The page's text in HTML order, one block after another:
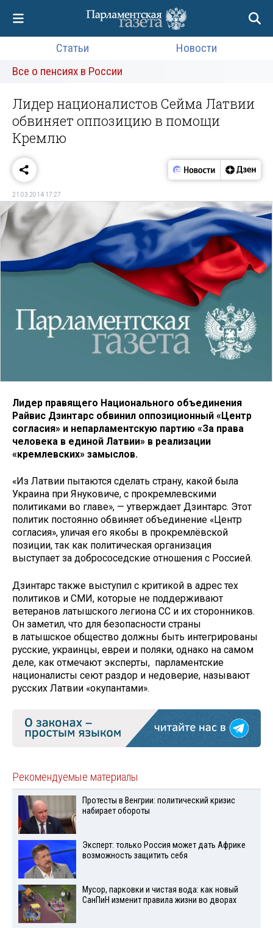
Статьи
Новости
Все о пенсиях в России
Лидер националистов Сейма Латвии
обвиняет оппозицию в помощи
Кремлю
21.03.2014 17:27
Лидер правящего Национального объединения
Райвис Дзинтарс обвинил оппозиционный «Центр
согласия» и непарламентскую партию «За права
человека в единой Латвии» в реализации
«кремлевских» замыслов.
«Из Латвии пытаются сделать страну, какой была
Украина при Януковиче, с прокремлевскими
политиками во главе», — утверждает Дзинтарс. Этот
политик постоянно обвиняет объединение «Центр
согласия», уличая его якобы в прокремлёвской
позиции, так как политическая организация
выступает за добрососедские отношения с Россией.
Дзинтарс также выступил с критикой в адрес тех
политиков и СМИ, которые не поддерживают
ветеранов латышского легиона СС и их сторонников.
Он заметил, что для безопасности страны
в латышское общество должны быть интегрированы
русские, украинцы, евреи и поляки, однако на самом
деле, как отмечают эксперты, парламентские
националисты сеют раздор и недоверие, называют
русских Латвии «окупантами».
Рекомендуемые материалы
Протесты в Венгрии: политический кризис
набирает обороты
Эксперт: только Россия может дать Африке
возможность защитить себя
Мусор, парковки и чистая вода: как новый
СанПиН изменит правила жизни во дворах